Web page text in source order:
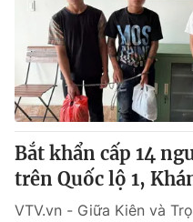
Bắt khẩn cấp 14
trên Quốc lộ 1,
VTV.vn - Giữa Kiên và